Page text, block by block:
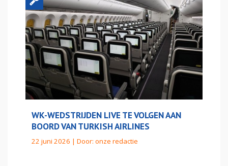
WK-WEDSTRIJDEN LIVE TE VOLGEN AAN
BOORD VAN TURKISH AIRLINES
22 juni 2026 | Door: onze redactie